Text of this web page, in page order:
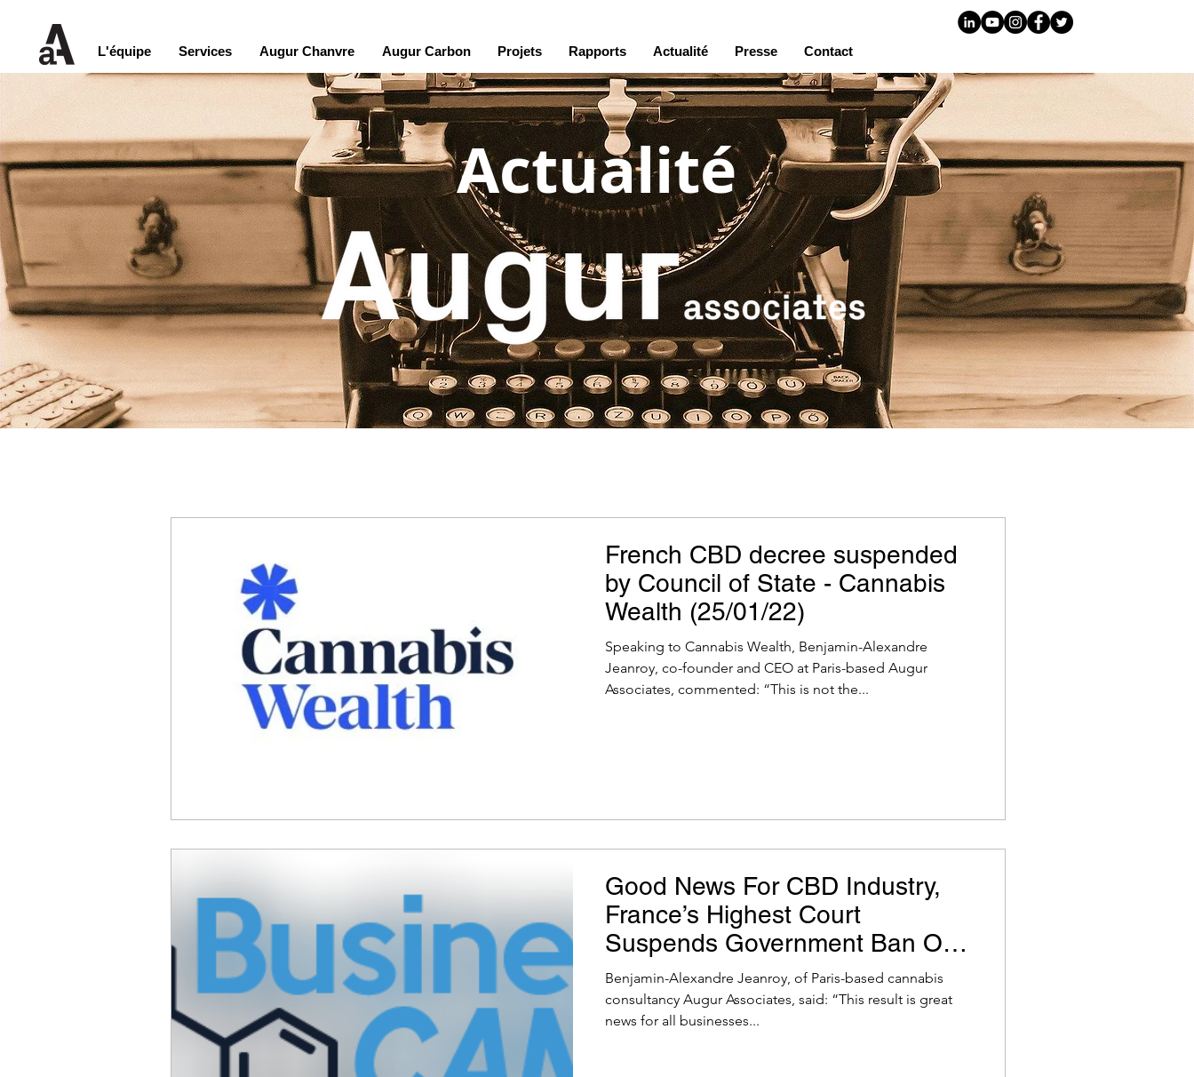
L'équipe Services Augur Chanvre Augur Carbon Projets Rapports Actualité Presse Contact
Actualité
French CBD decree suspended
by Council of State - Cannabis
Wealth (25/01/22)
Speaking to Cannabis Wealth, Benjamin-Alexandre
Jeanroy, co-founder and CEO at Paris-based Augur
Associates, commented: “This is not the...
Good News For CBD Industry,
France’s Highest Court
Suspends Government Ban On
Flowers - BusinescCann
Benjamin-Alexandre Jeanroy, of Paris-based cannabis
consultancy Augur Associates, said: “This result is great
news for all businesses...